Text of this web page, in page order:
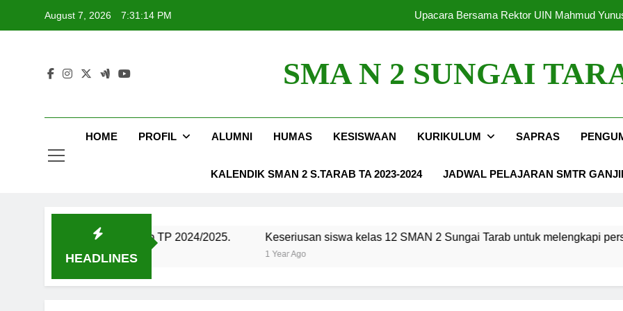
August 7, 2026 7:31:14 PM
Upacara Bersama Rektor UIN Mahmud
Ujian Praktek PJOK Siswa Kelas
Upacara Bersama Rektor UIN Mahmud
Implementasi PBL terintegrasi
SMA N 2 SUNGAI
HOME PROFIL ALUMNI HUMAS KESISWAAN KURIKULUM SAPRAS
KALENDIK SMAN 2 S.TARAB TA 2023-2024 JADWAL PELAJARAN SMTR
HEADLINES
2 Sungai Tarab TP 2024/2025. Keseriusan siswa kelas 12 SMAN 2 Sungai Tarab untuk melengkapi persyaratan